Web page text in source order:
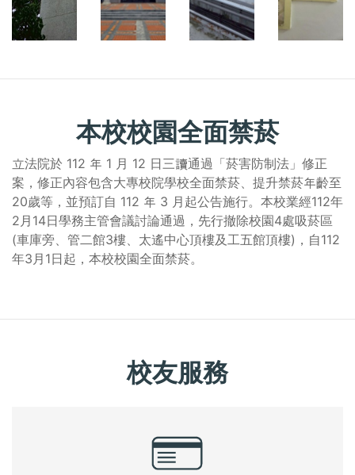
本校校園全面禁菸
立法院於 112 年 1 月 12 日三讀通過「菸害防制法」修正
案，修正內容包含大專校院學校全面禁菸、提升禁菸年齡至
20歲等，並預訂自 112 年 3 月起公告施行。本校業經112年
2月14日學務主管會議討論通過，先行撤除校園4處吸菸區
(車庫旁、管二館3樓、太遙中心頂樓及工五館頂樓)，自112
年3月1日起，本校校園全面禁菸。
校友服務